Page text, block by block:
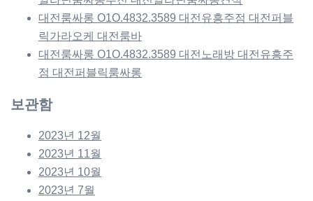
대전룸싸롱 O1O.4832.3589 대전유흥주점 대전퍼블
릭가라오케 대전룸바
대전룸싸롱 O1O.4832.3589 대전노래방 대전유흥주
점 대전퍼블릭룸싸롱
보관함
2023년 12월
2023년 11월
2023년 10월
2023년 7월